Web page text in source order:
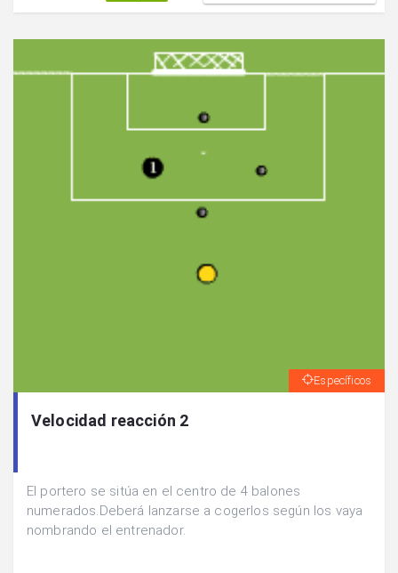
Específicos
Velocidad reacción 2
El portero se sitúa en el centro de 4 balones
numerados.Deberá lanzarse a cogerlos según los vaya
nombrando el entrenador.